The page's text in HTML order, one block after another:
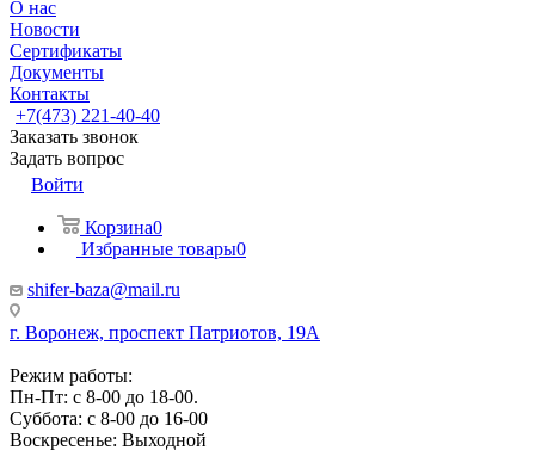
О нас
Новости
Сертификаты
Документы
Контакты
+7(473) 221-40-40
Заказать звонок
Задать вопрос
Войти
Корзина0
Избранные товары0
shifer-baza@mail.ru
г. Воронеж, проспект Патриотов, 19А
Режим работы:
Пн-Пт: с 8-00 до 18-00.
Суббота: с 8-00 до 16-00
Воскресенье: Выходной